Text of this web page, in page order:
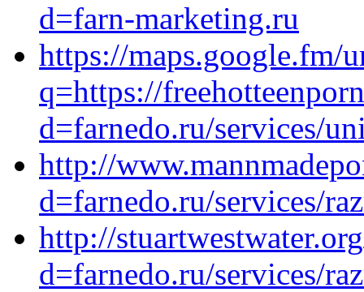
d=farn-marketing.ru
https://maps.google.fm/
q=https://
d=farnedo.ru/services/
http://
d=farnedo.ru/services/
http://
d=farnedo.ru/services/